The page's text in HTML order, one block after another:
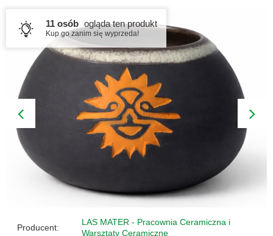
11 osób ogląda ten produkt
Kup go zanim się wyprzeda!
Producent:
LAS MATER - Pracownia Ceramiczna i
Warsztaty Ceramiczne